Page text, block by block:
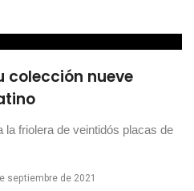
colección nueve
friolera de veintidós placas de
septiembre de 2021